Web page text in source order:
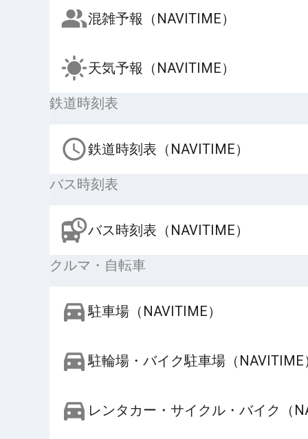
混雑予報（NAVITIME）
天気予報（NAVITIME）
鉄道時刻表
鉄道時刻表（NAVITIME）
バス時刻表
バス時刻表（NAVITIME）
クルマ・自転車
駐車場（NAVITIME）
駐輪場・バイク駐車場（NAVITIME
レンタカー・サイクル・バイク（